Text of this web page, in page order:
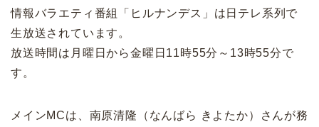
情報バラエティ番組「ヒルナンデス」は日テレ系列で
生放送されています。
放送時間は月曜日から金曜日11時55分～13時55分で
す。
メインMCは、南原清隆（なんばら きよたか）さんが務